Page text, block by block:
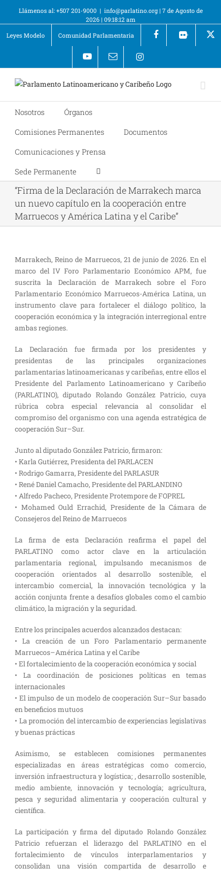
Llámenos al: +507 201-9000 | info@parlatino.org| 7 de Agosto de
2026 | 09:18:12 am
Leyes Modelo
Comunidad Parlamentaria +
Nosotros
Órganos
Comisiones Permanentes
Documentos
Comunicaciones y Prensa
Sede Permanente
“Firma de la Declaración de Marrakech marca
un nuevo capítulo en la cooperación entre
Marruecos y América Latina y el Caribe”
Marrakech, Reino de Marruecos, 21 de junio de 2026. En el
marco del IV Foro Parlamentario Económico APM, fue
suscrita la Declaración de Marrakech sobre el Foro
Parlamentario Económico Marruecos-América Latina, un
instrumento clave para fortalecer el diálogo político, la
cooperación económica y la integración interregional entre
ambas regiones.
La Declaración fue firmada por los presidentes y
presidentas de las principales organizaciones
parlamentarias latinoamericanas y caribeñas, entre ellos el
Presidente del Parlamento Latinoamericano y Caribeño
(PARLATINO), diputado Rolando González Patricio, cuya
rúbrica cobra especial relevancia al consolidar el
compromiso del organismo con una agenda estratégica de
cooperación Sur–Sur.
Junto al diputado González Patricio, firmaron:
• Karla Gutiérrez, Presidenta del PARLACEN
• Rodrigo Gamarra, Presidente del PARLASUR
• René Daniel Camacho, Presidente del PARLANDINO
• Alfredo Pacheco, Presidente Protempore de FOPREL
• Mohamed Ould Errachid, Presidente de la Cámara de
Consejeros del Reino de Marruecos
La firma de esta Declaración reafirma el papel del
PARLATINO como actor clave en la articulación
parlamentaria regional, impulsando mecanismos de
cooperación orientados al desarrollo sostenible, el
intercambio comercial, la innovación tecnológica y la
acción conjunta frente a desafíos globales como el cambio
climático, la migración y la seguridad.
Entre los principales acuerdos alcanzados destacan:
• La creación de un Foro Parlamentario permanente
Marruecos–América Latina y el Caribe
• El fortalecimiento de la cooperación económica y social
• La coordinación de posiciones políticas en temas
internacionales
• El impulso de un modelo de cooperación Sur–Sur basado
en beneficios mutuos
• La promoción del intercambio de experiencias legislativas
y buenas prácticas
Asimismo, se establecen comisiones permanentes
especializadas en áreas estratégicas como comercio,
inversión infraestructura y logística; , desarrollo sostenible,
medio ambiente, innovación y tecnología; agricultura,
pesca y seguridad alimentaria y cooperación cultural y
científica.
La participación y firma del diputado Rolando González
Patricio refuerzan el liderazgo del PARLATINO en el
fortalecimiento de vínculos interparlamentarios y
consolidan una visión compartida de desarrollo e